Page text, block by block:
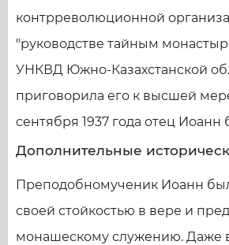
контрреволюционной
"руководстве тайным
УНКВД Южно-Казахстанской
приговорила его к высшей
сентября 1937 года отец Иоанн
Дополнительные
Преподобномученик Иоанн
своей стойкостью в вере и
монашескому служению. Даже